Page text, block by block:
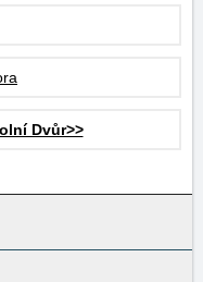
Dvůr>>